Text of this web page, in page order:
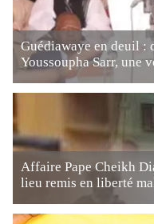
Guédiawaye en deuil :
Youssoupha Sarr, une
Affaire Pape Cheikh
lieu remis en liberté